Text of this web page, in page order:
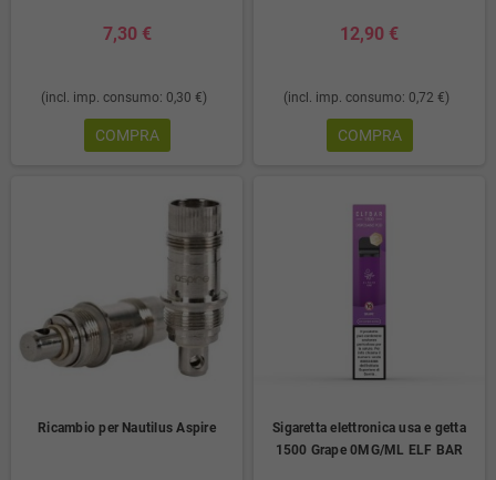
7,30 €
(incl. imp. consumo: 0,30 €)
COMPRA
12,90 €
(incl. imp. consumo: 0,72 €)
COMPRA
Ricambio per Nautilus Aspire
Sigaretta elettronica usa e getta
1500 Grape 0MG/ML ELF BAR